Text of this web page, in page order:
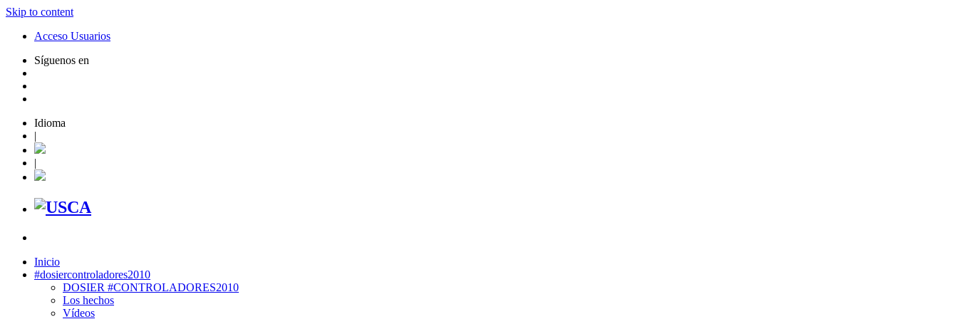
Skip to content
Acceso Usuarios
Síguenos en
Idioma
|
|
Inicio
#dosiercontroladores2010
DOSIER #CONTROLADORES2010
Los hechos
Vídeos